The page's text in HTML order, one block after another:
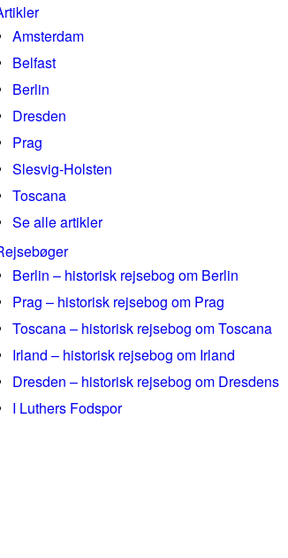
Amsterdam
Belfast
Berlin
Dresden
Prag
Slesvig-Holsten
Toscana
Se alle artikler
Berlin – historisk rejsebog om Berlin
Prag – historisk rejsebog om Prag
Toscana – historisk rejsebog om Toscana
Irland – historisk rejsebog om Irland
Dresden – historisk rejsebog om Dresdens
I Luthers Fodspor